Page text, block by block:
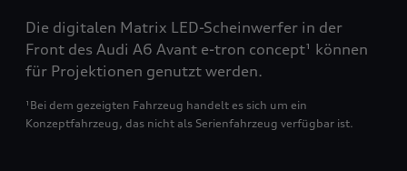
Die digitalen Matrix LED-Scheinwerfer in der
Front des Audi A6 Avant e-tron concept¹ können
für Projektionen genutzt werden.
¹Bei dem gezeigten Fahrzeug handelt es sich um ein
Konzeptfahrzeug, das nicht als Serienfahrzeug verfügbar ist.